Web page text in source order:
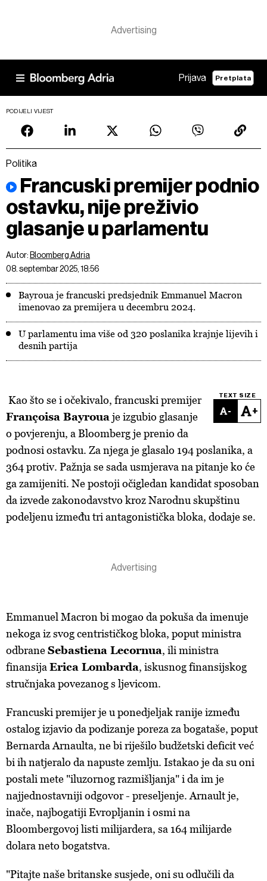
Prijava Pretplata
PODIJELI VIJEST
Politika
Francuski premijer podnio
ostavku, nije preživio
glasanje u parlamentu
Autor: Bloomberg Adria
08. septembar 2025, 18:56
Bayroua je francuski predsjednik Emmanuel Macron
imenovao za premijera u decembru 2024.
U parlamentu ima više od 320 poslanika krajnje lijevih i
desnih partija
TEXT SIZE
- +
Kao što se i očekivalo, francuski premijer
Françoisa Bayroua je izgubio glasanje
o povjerenju, a Bloomberg je prenio da
podnosi ostavku. Za njega je glasalo 194 poslanika, a
364 protiv. Pažnja se sada usmjerava na pitanje ko će
ga zamijeniti. Ne postoji očigledan kandidat sposoban
da izvede zakonodavstvo kroz Narodnu skupštinu
podeljenu između tri antagonistička bloka, dodaje se.
Emmanuel Macron bi mogao da pokuša da imenuje
nekoga iz svog centrističkog bloka, poput ministra
odbraneSebastiena Lecornua, ili ministra
finansija Erica Lombarda, iskusnog finansijskog
stručnjaka povezanog s ljevicom.
Francuski premijer je u ponedjeljak ranije između
ostalog izjavio da podizanje poreza za bogataše, poput
Bernarda Arnaulta, ne bi riješilo budžetski deficit već
bi ih natjeralo da napuste zemlju. Istakao je da su oni
postali mete "iluzornog razmišljanja" i da im je
najjednostavniji odgovor - preseljenje. Arnault je,
inače, najbogatiji Evropljanin i osmi na
Bloombergovoj listi milijardera, sa 164 milijarde
dolara neto bogatstva.
"Pitajte naše britanske susjede, oni su odlučili da